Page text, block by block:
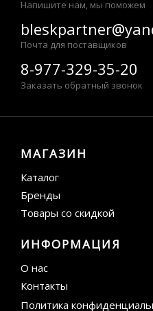
Напишите нам, мы поможем
Почта для поставщиков
8-977-329-35-20
Заказать обратный звонок
МАГАЗИН
Каталог
Бренды
Товары со скидкой
ИНФОРМАЦИЯ
О нас
Контакты
Политика